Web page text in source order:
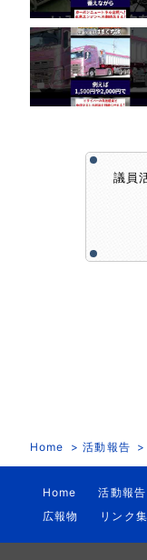
議員
Home 活動報告
Home 活動報告
広報物
リンク集